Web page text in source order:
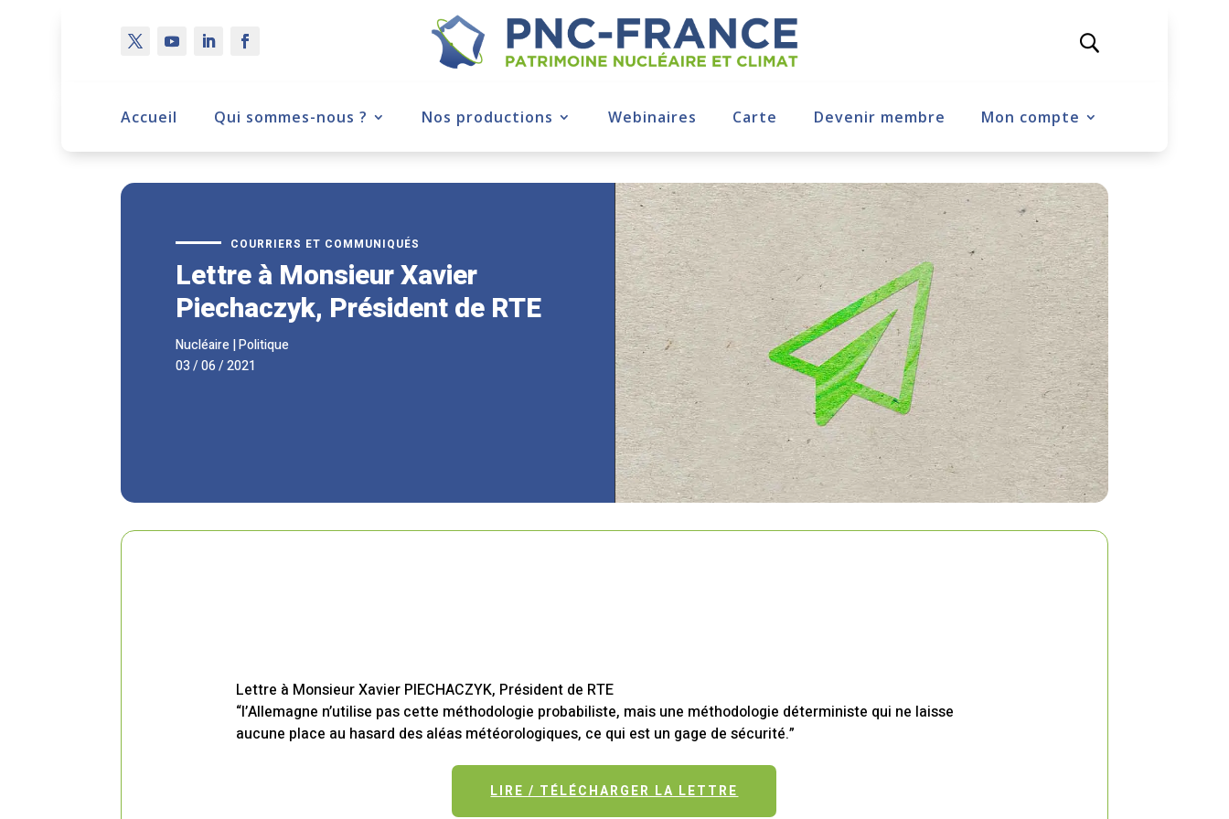
Accueil Qui sommes-nous ? Nos productions Webinaires Carte Devenir membre Mon compte
COURRIERS ET COMMUNIQUÉS
Lettre à Monsieur Xavier
Piechaczyk, Président de RTE
Nucléaire|Politique
03 / 06 / 2021
Lettre à Monsieur Xavier PIECHACZYK, Président de RTE
“l’Allemagne n’utilise pas cette méthodologie probabiliste, mais une méthodologie déterministe qui ne laisse
aucune place au hasard des aléas météorologiques, ce qui est un gage de sécurité.”
LIRE / TÉLÉCHARGER LA LETTRE